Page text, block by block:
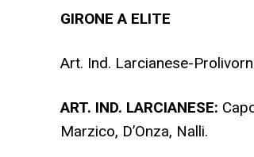
GIRONE A ELITE
Art. Ind. Larcianese-
ART. IND. LARCIANESE:
Marzico, D’Onza, Nalli.